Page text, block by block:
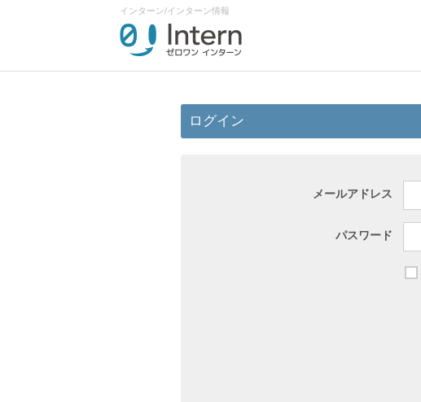
インターン/インターン情報
ログイン
メールアドレス
パスワード